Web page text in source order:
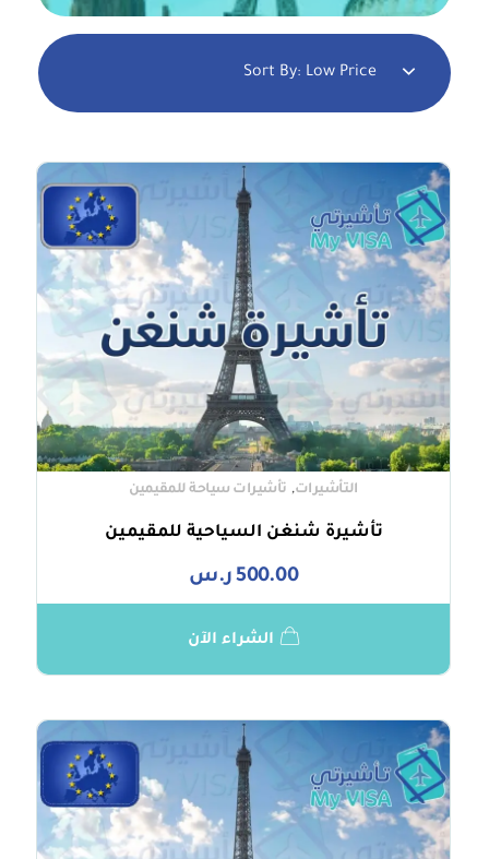
Sort By: Low Price
تأشيرة شنغن السياحية للمقيمين
500.00 ر.س
التأشيرات, تأشيرات سياحة للمقيمين
الشراء الآن